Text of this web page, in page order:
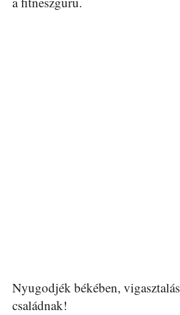
Nyugodjék békében,
családnak!